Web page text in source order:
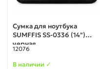
Сумка для ноутбука
SUMFFIS SS-0336 (14")
черная
12076
В наличии ✓